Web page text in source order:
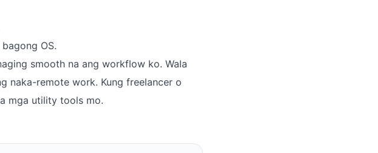
OS.
smooth na ang workflow ko. Wala
naka-remote work. Kung freelancer o
mga utility tools mo.